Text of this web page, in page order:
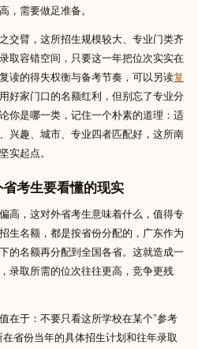
，需要做足准备。
交臂，这所招生规模较大、专业门类齐
取容错空间，只要这一年把位次实实在
读的得失权衡与备考节奏，可以另读复
好家门口的名额红利，但别忘了专业分
你是哪一类，记住一个朴素的道理：适
兴趣、城市、专业四者匹配好，这所南
实起点。
考生要看懂的现实
高，这对外省考生意味着什么，值得专
生名额，都是按省份分配的，广东作为
的名额再分配到全国各省。这就造成一
录取所需的位次往往更高，竞争更残
在于：不要只看这所学校在某个”参考
省份当年的具体招生计划和往年录取